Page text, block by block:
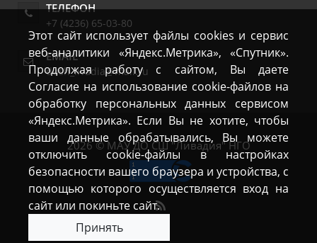
Этот сайт использует файлы cookies и сервис
веб-аналитики «Яндекс.Метрика», «Спутник».
Продолжая работу с сайтом, Вы даете
Согласие на использование cookie-файлов на
обработку персональных данных сервисом
«Яндекс.Метрика». Если Вы не хотите, чтобы
ваши данные обрабатывались, Вы можете
отключить cookie-файлы в настройках
безопасности вашего браузера и устройства, с
помощью которого осуществляется вход на
сайт или покиньте сайт.
Принять
ТЕЛЕФОН
+7 (4236) 65-03-80
EMAIL
dush_livadia@mail.ru
2026 © МАУ ДО СШ "Ливадия" НГО